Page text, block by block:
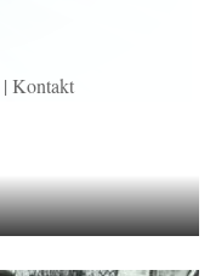
| Kontakt